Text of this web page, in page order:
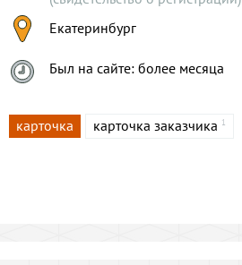
Екатеринбург
Был на сайте: более месяца
карточка карточка заказчика 1